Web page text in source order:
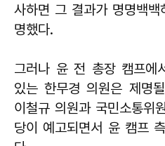
사하면 그 결과가 명명백
명했다.
그러나 윤 전 총장 캠프에
있는 한무경 의원은 제명
이철규 의원과 국민소통위
당이 예고되면서 윤 캠프